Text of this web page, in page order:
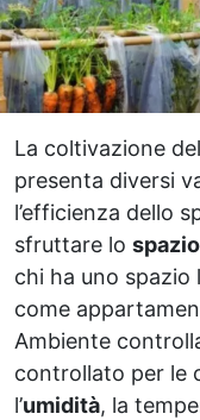
La coltivazione
presenta diversi
l’efficienza dello
sfruttare lo
chi ha uno
come
Ambiente
controllato per le
l’umidità, la